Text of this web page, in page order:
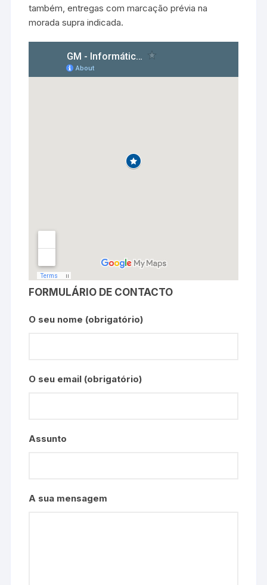
também, entregas com marcação prévia na
morada supra indicada.
FORMULÁRIO DE CONTACTO
O seu nome (obrigatório)
O seu email (obrigatório)
Assunto
A sua mensagem